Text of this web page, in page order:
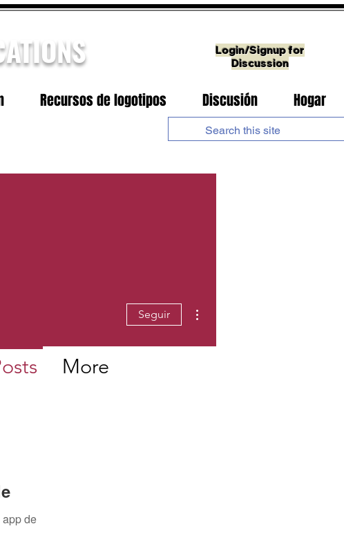
Login/Signup for
Discussion
Recursos de logotipos Discusión Hogar
de
Seguir
More